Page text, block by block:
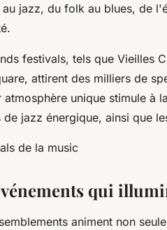
jazz, du folk au blues, de
festivals, tels que Vieilles
attirent des milliers de
atmosphère unique stimule à
de jazz énergique, ainsi que
qui
animent non